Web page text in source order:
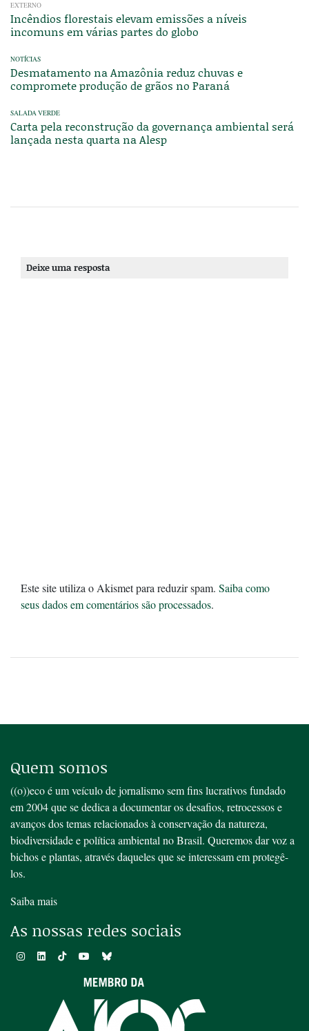
EXTERNO
Incêndios florestais elevam emissões a níveis
incomuns em várias partes do globo
NOTÍCIAS
Desmatamento na Amazônia reduz chuvas e
compromete produção de grãos no Paraná
SALADA VERDE
Carta pela reconstrução da governança ambiental será
lançada nesta quarta na Alesp
Deixe uma resposta
Este site utiliza o Akismet para reduzir spam. Saiba como
seus dados em comentários são processados.
Quem somos
((o))eco é um veículo de jornalismo sem fins lucrativos fundado
em 2004 que se dedica a documentar os desafios, retrocessos e
avanços dos temas relacionados à conservação da natureza,
biodiversidade e política ambiental no Brasil. Queremos dar voz a
bichos e plantas, através daqueles que se interessam em protegê-
los.
Saiba mais
As nossas redes sociais